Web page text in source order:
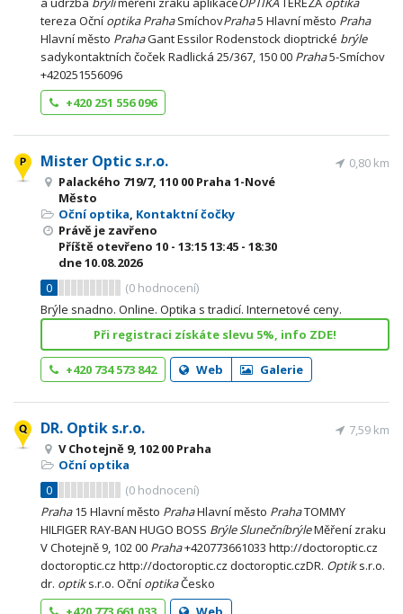
tereza Oční optika PrahaSmíchovPraha5 Hlavní město Praha
Hlavní město PrahaGant Essilor Rodenstock dioptrické brýle
sadykontaktních čoček Radlická 25/367, 150 00 Praha5-Smíchov
+420251556096
+420 251 556 096
Mister Optic s.r.o.
Palackého 719/7, 110 00 Praha 1-Nové
Město
Oční optika, Kontaktní čočky
Právě je zavřeno
Příště otevřeno 10 - 13:1513:45 - 18:30
dne 10.08.2026
0
(0 hodnocení)
0,80 km
Brýle snadno. Online. Optika s tradicí. Internetové ceny.
Při registraci získáte slevu 5%, info ZDE!
+420 734 573 842 Web Galerie
DR. Optik s.r.o.
V Chotejně 9, 102 00 Praha
Oční optika
0
(0 hodnocení)
7,59 km
Praha15 Hlavní město PrahaHlavní město PrahaTOMMY
HILFIGER RAY-BAN HUGO BOSS BrýleSlunečníbrýleMěření zraku
V Chotejně 9, 102 00 Praha+420773661033 http://doctoroptic.cz
doctoroptic.cz http://doctoroptic.cz doctoroptic.czDR. Optiks.r.o.
dr. optiks.r.o. Oční optikaČesko